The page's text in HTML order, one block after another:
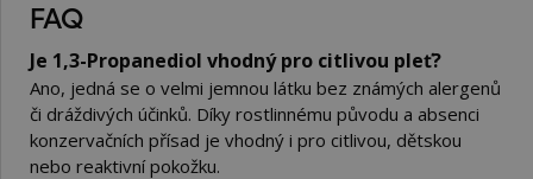
FAQ
Je 1,3-Propanediol vhodný pro citlivou pleť?
Ano, jedná se o velmi jemnou látku bez známých alergenů
či dráždivých účinků. Díky rostlinnému původu a absenci
konzervačních přísad je vhodný i pro citlivou, dětskou
nebo reaktivní pokožku.